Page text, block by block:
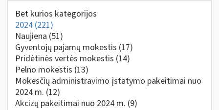
Bet kurios kategorijos
2024 (221)
Naujiena (51)
Gyventojų pajamų mokestis (17)
Pridėtinės vertės mokestis (14)
Pelno mokestis (13)
Mokesčių administravimo įstatymo pakeitimai nuo
2024 m. (12)
Akcizų pakeitimai nuo 2024 m. (9)